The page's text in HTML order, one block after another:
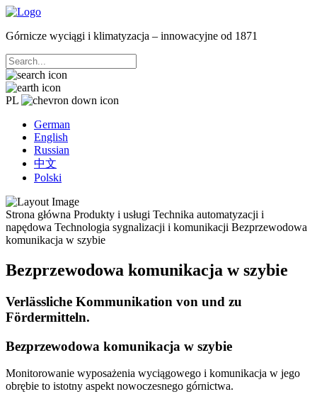
Górnicze wyciągi i klimatyzacja – innowacyjne od 1871
PL
German
English
Russian
中文
Polski
Strona główna Produkty i usługi Technika automatyzacji i
napędowa Technologia sygnalizacji i komunikacji Bezprzewodowa
komunikacja w szybie
Bezprzewodowa komunikacja w szybie
Verlässliche Kommunikation von und zu
Fördermitteln.
Bezprzewodowa komunikacja w szybie
Monitorowanie wyposażenia wyciągowego i komunikacja w jego
obrębie to istotny aspekt nowoczesnego górnictwa.